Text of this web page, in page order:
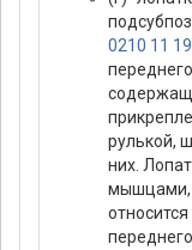
0210 11
рулькой,
них.
мышцами,